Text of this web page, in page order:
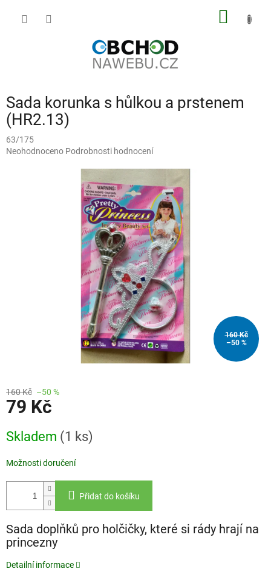
Sada korunka s hůlkou a prstenem
(HR2.13)
63/175
Průměrné
Neohodnoceno Podrobnosti hodnocení
160 Kč
–50 %
160 Kč –50 %
79 Kč
cena:
Skladem (1 ks)
Možnosti doručení
Přidat do košíku
Sada doplňků pro holčičky, které si rády hrají na
princezny
Detailní informace